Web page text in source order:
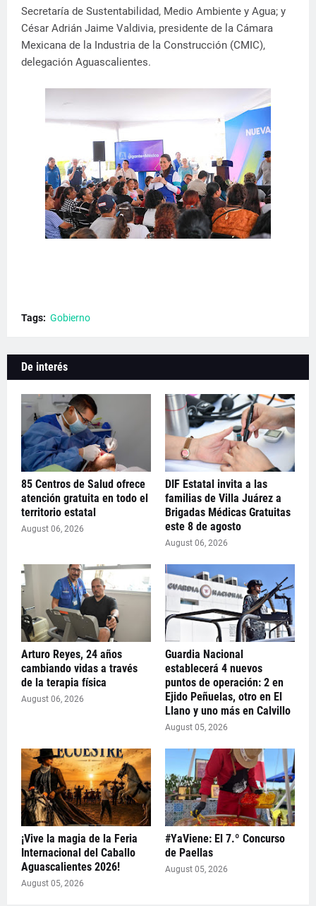
Secretaría de Sustentabilidad, Medio Ambiente y Agua; y
César Adrián Jaime Valdivia, presidente de la Cámara
Mexicana de la Industria de la Construcción (CMIC),
delegación Aguascalientes.
Tags: Gobierno
De interés
85 Centros de Salud ofrece
atención gratuita en todo el
territorio estatal
August 06, 2026
DIF Estatal invita a las
familias de Villa Juárez a
Brigadas Médicas Gratuitas
este 8 de agosto
August 06, 2026
Arturo Reyes, 24 años
cambiando vidas a través
de la terapia física
August 06, 2026
Guardia Nacional
establecerá 4 nuevos
puntos de operación: 2 en
Ejido Peñuelas, otro en El
Llano y uno más en Calvillo
August 05, 2026
¡Vive la magia de la Feria
Internacional del Caballo
Aguascalientes 2026!
August 05, 2026
#YaViene: El 7.º Concurso
de Paellas
August 05, 2026